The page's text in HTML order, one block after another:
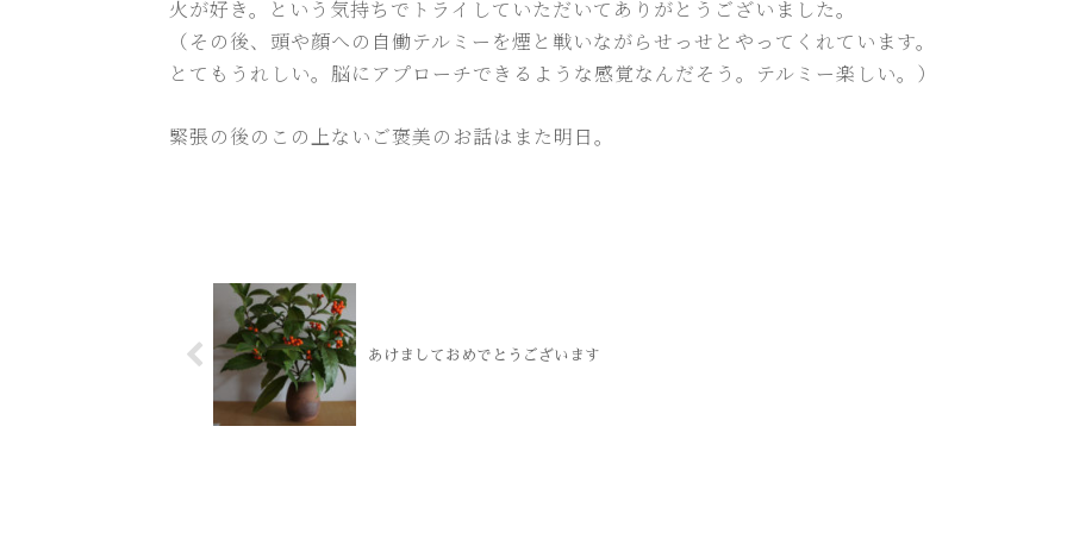
火が好き。という気持ちでトライしていただいてありがとうございました。
（その後、頭や顔への自働テルミーを煙と戦いながらせっせとやってくれています。
とてもうれしい。脳にアプローチできるような感覚なんだそう。テルミー楽しい。）
緊張の後のこの上ないご褒美のお話はまた明日。
あけましておめでとうございます